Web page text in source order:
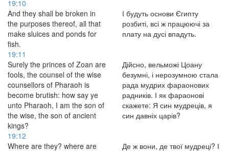
19:10
And they shall be broken in
the purposes thereof, all that
make sluices and ponds for
fish.
І будуть основи Єгипту
розбиті, всі ж працюючі за
плату на дусі впадуть.
19:11
Surely the princes of Zoan are
fools, the counsel of the wise
counsellors of Pharaoh is
become brutish: how say ye
unto Pharaoh, I am the son of
the wise, the son of ancient
kings?
Дійсно, вельможі Цоану
безумні, і нерозумною стала
рада мудрих фараонових
радників. І як фараонові
скажете: Я син мудреців, я
син давніх царів?
19:12
Where are they? where are
Де ж вони, де твої мудреці? І